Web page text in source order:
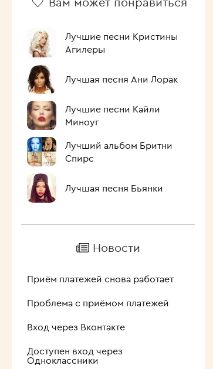
Лучшие песни Кристины
Агилеры
Лучшая песня Ани Лорак
Лучшие песни Кайли
Миноуг
Лучший альбом Бритни
Спирс
Лучшая песня Бьянки
Новости
Приём платежей снова работает
Проблема с приёмом платежей
Вход через Вконтакте
Доступен вход через
Одноклассники